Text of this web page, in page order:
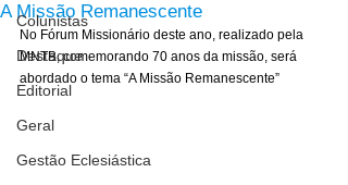
Colunistas
Destaque
Editorial
Geral
Gestão Eclesiástica
A Missão Remanescente
No Fórum Missionário deste ano, realizado pela
MNTB, comemorando 70 anos da missão, será
abordado o tema “A Missão Remanescente”